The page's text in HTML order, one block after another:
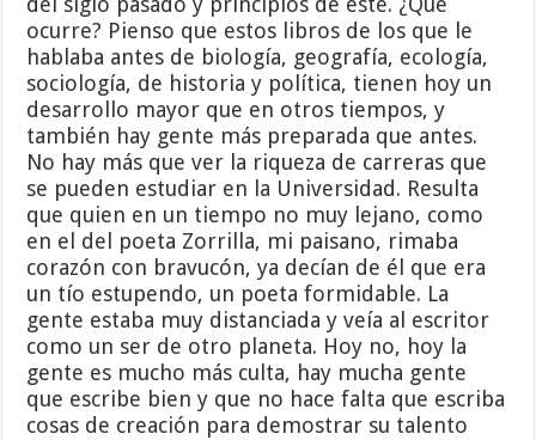
ocurre? Pienso que estos libros de los que le
hablaba antes de biología, geografía, ecología,
sociología, de historia y política, tienen hoy un
desarrollo mayor que en otros tiempos, y
también hay gente más preparada que antes.
No hay más que ver la riqueza de carreras que
se pueden estudiar en la Universidad. Resulta
que quien en un tiempo no muy lejano, como
en el del poeta Zorrilla, mi paisano, rimaba
corazón con bravucón, ya decían de él que era
un tío estupendo, un poeta formidable. La
gente estaba muy distanciada y veía al escritor
como un ser de otro planeta. Hoy no, hoy la
gente es mucho más culta, hay mucha gente
que escribe bien y que no hace falta que escriba
cosas de creación para demostrar su talento